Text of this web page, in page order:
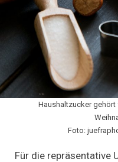
Haushaltzucker gehört
Foto:
Für die repräsentative